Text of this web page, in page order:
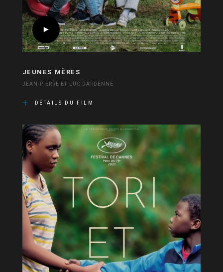
JEUNES MÈRES
JEAN-PIERRE ET LUC DARDENNE
DÉTAILS DU FILM